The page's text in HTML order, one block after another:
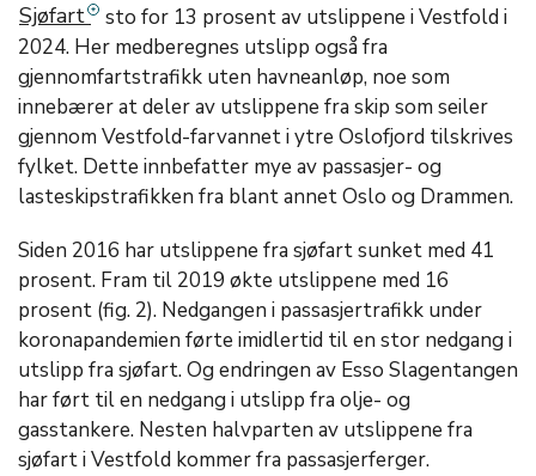
Sjøfart sto for 13 prosent av utslippene i Vestfold i
2024. Her medberegnes utslipp også fra
gjennomfartstrafikk uten havneanløp, noe som
innebærer at deler av utslippene fra skip som seiler
gjennom Vestfold-farvannet i ytre Oslofjord tilskrives
fylket. Dette innbefatter mye av passasjer- og
lasteskipstrafikken fra blant annet Oslo og Drammen.
Siden 2016 har utslippene fra sjøfart sunket med 41
prosent. Fram til 2019 økte utslippene med 16
prosent (fig. 2). Nedgangen i passasjertrafikk under
koronapandemien førte imidlertid til en stor nedgang i
utslipp fra sjøfart. Og endringen av Esso Slagentangen
har ført til en nedgang i utslipp fra olje- og
gasstankere. Nesten halvparten av utslippene fra
sjøfart i Vestfold kommer fra passasjerferger.